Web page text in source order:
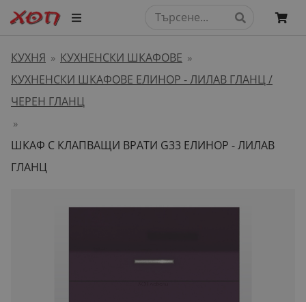
КУХНЯ » КУХНЕНСКИ ШКАФОВЕ »
КУХНЕНСКИ ШКАФОВЕ ЕЛИНОР - ЛИЛАВ ГЛАНЦ /
ЧЕРЕН ГЛАНЦ
»
ШКАФ С КЛАПВАЩИ ВРАТИ G33 ЕЛИНОР - ЛИЛАВ
ГЛАНЦ